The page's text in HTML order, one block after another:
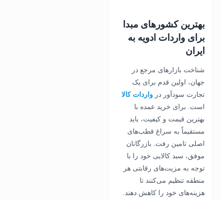
بهترین کشورهای مبدا
برای واردات ادویه به
ایران
شناخت بازارهای مرجع در
جهان، اولین قدم برای یک
تجارت سودآور در واردات کالا
است. برای خرید عمده با
بهترین قیمت و کیفیت، باید
مستقیماً به سراغ قطب‌های
اصلی تامین رفت. بازرگانان
موفق، سبد کالایی خود را با
توجه به مزیت‌های رقابتی هر
منطقه تنظیم می‌کنند تا
هزینه‌های خود را کاهش دهند.